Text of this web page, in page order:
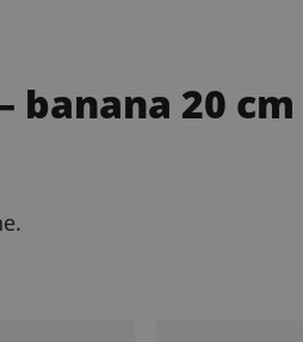
banana 20 cm